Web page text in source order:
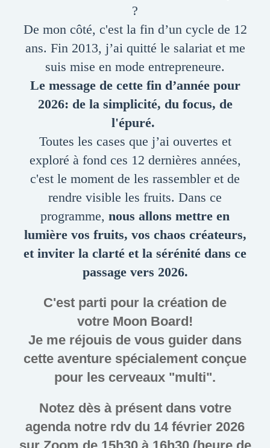
?
De mon côté, c'est la fin d’un cycle de 12
ans. Fin 2013, j’ai quitté le salariat et me
suis mise en mode entrepreneure.
Le message de cette fin d’année pour
2026: de la simplicité, du focus, de
l'épuré.
Toutes les cases que j’ai ouvertes et
exploré à fond ces 12 dernières années,
c'est le moment de les rassembler et de
rendre visible les fruits. Dans ce
programme, nous allons mettre en
lumière vos fruits, vos chaos créateurs,
et inviter la clarté et la sérénité dans ce
passage vers 2026.
C'est parti pour la création de
votre Moon Board!
Je me réjouis de vous guider dans
cette aventure spécialement conçue
pour les cerveaux "multi".
Notez dès à présent dans votre
agenda notre rdv du 14 février 2026